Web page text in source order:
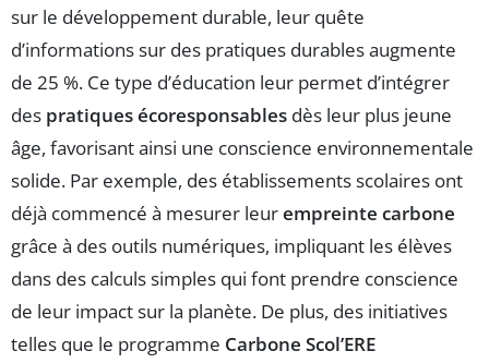
sur le développement durable, leur quête
d’informations sur des pratiques durables augmente
de 25 %. Ce type d’éducation leur permet d’intégrer
des pratiques écoresponsables dès leur plus jeune
âge, favorisant ainsi une conscience environnementale
solide. Par exemple, des établissements scolaires ont
déjà commencé à mesurer leurempreinte carbone
grâce à des outils numériques, impliquant les élèves
dans des calculs simples qui font prendre conscience
de leur impact sur la planète. De plus, des initiatives
telles que le programme Carbone Scol’ERE